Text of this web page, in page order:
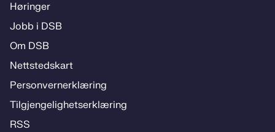
Hø­rin­­ger
Jobb i DSB
Om DSB
Nett­steds­­kart
Per­­son­ver­n­er­klæ­­ring
Til­­­gjen­­ge­­lig­hets­­er­klæ­­ring
RSS